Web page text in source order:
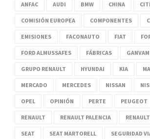
ANFAC AUDI BMW CHINA
COMISIÓN EUROPEA COMPONENTES
EMISIONES FACONAUTO FIAT
FORD ALMUSSAFES FÁBRICAS GANVAM
GRUPO RENAULT HYUNDAI KIA
MERCADO MERCEDES NISSAN
OPEL OPINIÓN PERTE PEUGEOT
RENAULT RENAULT PALENCIA
SEAT SEAT MARTORELL SEGURIDAD